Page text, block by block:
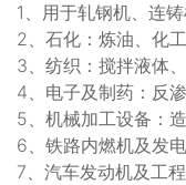
1、用于轧钢机、连
2、石化：炼油、化
3、纺织：搅拌液体
4、电子及制药：反
5、机械加工设备：
6、铁路内燃机及发
7、汽车发动机及工